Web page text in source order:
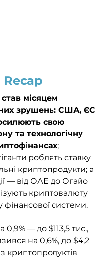
місяцем
зрушень: США, ЄС
свою
та технологічну
;
роблять ставку
криптопродукти; а
— від ОАЕ до Огайо
криптовалюту
фінансової системи.
0,9% — до $113,5 тис.,
на 0,6%, до $4,2
з криптопродуктів